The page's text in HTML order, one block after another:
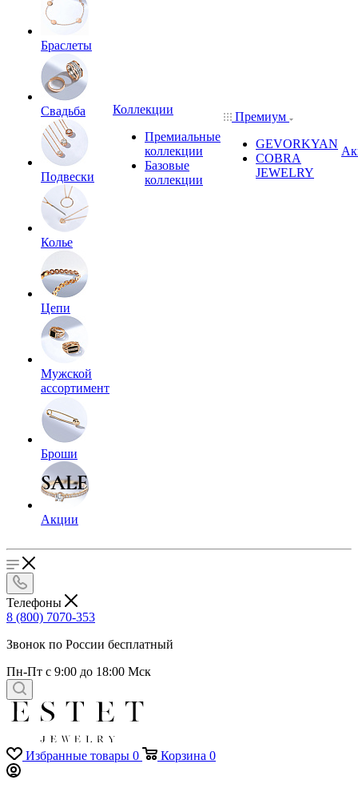
Браслеты
Свадьба
Подвески
Колье
Цепи
Мужской
ассортимент
Броши
Акции
Коллекции
Премиальные
коллекции
Базовые
коллекции
Премиум
GEVORKYAN
COBRA
JEWELRY
Телефоны
8 (800) 7070-353
Звонок по России бесплатный
Пн-Пт с 9:00 до 18:00 Мск
Избранные товары 0 Корзина 0